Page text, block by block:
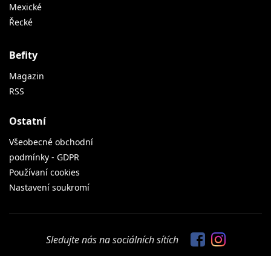
Mexické
Řecké
Befity
Magazin
RSS
Ostatní
Všeobecné obchodní
podmínky - GDPR
Používaní cookies
Nastavení soukromí
Sledujte nás na sociálních sítích